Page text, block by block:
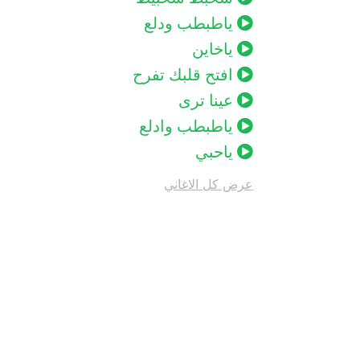
ياطبطب ودلع
ياخاين
افتح قلبك تفرح
عينا ترى
ياطبطب وادلع
ياحبي
عرض كل الاغاني